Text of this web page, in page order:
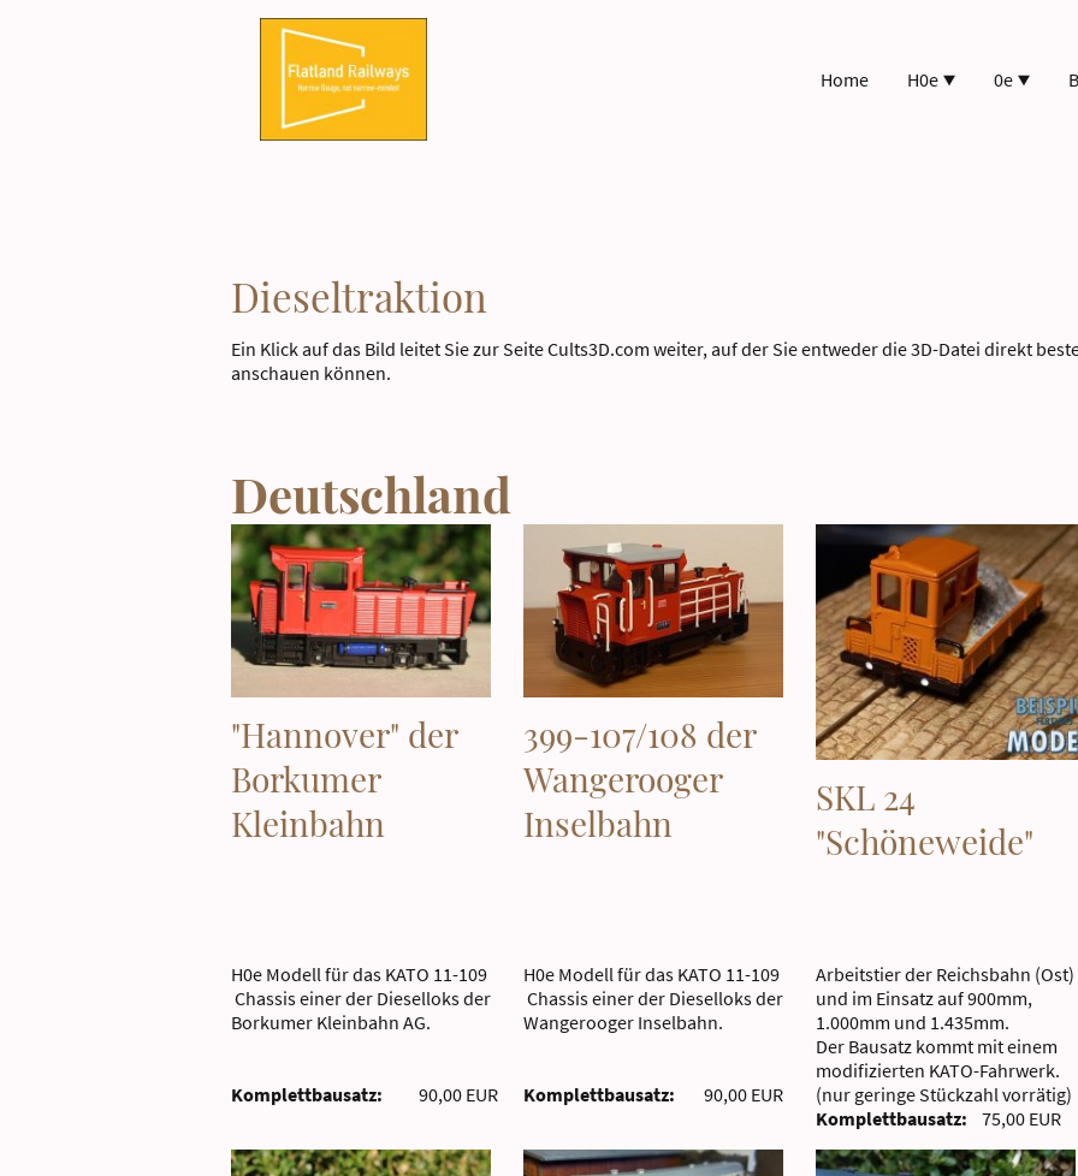
Home H0e 0e
Dieseltraktion
Ein Klick auf das Bild leitet Sie zur Seite Cults3D.com weiter, auf der Sie entweder die 3D-Datei direkt
anschauen können.
"Hannover" der
Borkumer
Kleinbahn
H0e Modell für das KATO 11-109
Chassis einer der Dieselloks der
Borkumer Kleinbahn AG.
Komplettbausatz: 90,00 EUR
399-107/108 der
Wangerooger
Inselbahn
H0e Modell für das KATO 11-109
Chassis einer der Dieselloks der
Wangerooger Inselbahn.
Komplettbausatz: 90,00 EUR
SKL 24
"Schöneweide"
Arbeitstier der Reichsbahn (Ost)
und im Einsatz auf 900mm,
1.000mm und 1.435mm.
Der Bausatz kommt mit einem
modifizierten KATO-Fahrwerk.
(nur geringe Stückzahl vorrätig)
Komplettbausatz: 75,00 EUR
Deutschland